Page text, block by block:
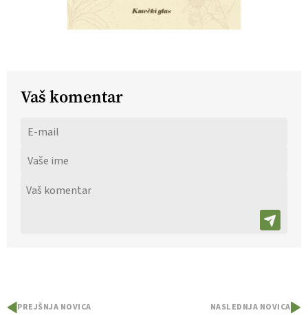
Vaš komentar
PREJŠNJA NOVICA NASLEDNJA NOVICA